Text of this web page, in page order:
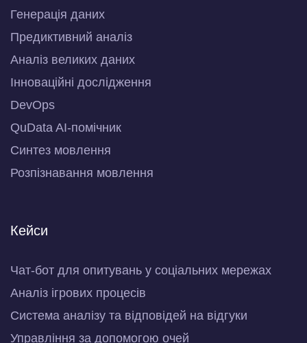
Генерація даних
Предиктивний аналіз
Аналіз великих даних
Інноваційні дослідження
DevOps
QuData AI-помічник
Синтез мовлення
Розпізнавання мовлення
Кейси
Чат-бот для опитувань у соціальних мережах
Аналіз ігрових процесів
Система аналізу та відповідей на відгуки
Управління за допомогою очей